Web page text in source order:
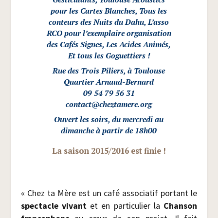
pour les Cartes Blanches, Tous les
conteurs des Nuits du Dahu, L’asso
RCO pour l’exemplaire orga­ni­sa­tion
des Cafés Signes, Les Acides Ani­més,
Et tous les Goguettiers !
Rue des Trois Piliers, à Tou­louse
Quar­tier Arnaud-Bernard
09 54 79 56 31
contact@​cheztamere.​org
Ouvert les soirs, du mer­cre­di au
dimanche à par­tir de 18h00
La sai­son 2015/​2016 est finie !
« Chez ta Mère est un café asso­cia­tif por­tant le
spec­tacle vivantet en par­ti­cu­lier la Chan­son